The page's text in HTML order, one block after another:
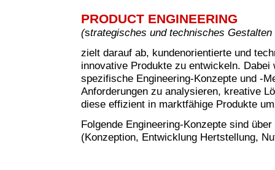
PRODUCT ENGINEERING
(strategisches und technisches
zielt darauf ab, kundenorientierte und
innovative Produkte zu entwickeln.
spezifische Engineering-Konzepte und -
Anforderungen zu analysieren, kreative
diese effizient in marktfähige Produkte
Folgende Engineering-Konzepte sind
(Konzeption, Entwicklung Hertstellung,